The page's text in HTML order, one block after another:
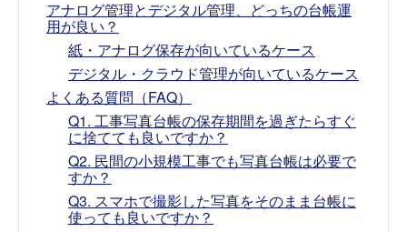
アナログ管理とデジタル管理、どっちの台帳運
用が良い？
紙・アナログ保存が向いているケース
デジタル・クラウド管理が向いているケース
よくある質問（FAQ）
Q1. 工事写真台帳の保存期間を過ぎたらすぐ
に捨てても良いですか？
Q2. 民間の小規模工事でも写真台帳は必要で
すか？
Q3. スマホで撮影した写真をそのまま台帳に
使っても良いですか？